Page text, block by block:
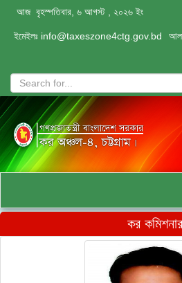
আজ বৃহস্পতিবার, ৬ আগস্ট , ২০২৬ ইং
ইমেইলঃ info@taxeszone4ctg.gov.bd
কর কমিশনার